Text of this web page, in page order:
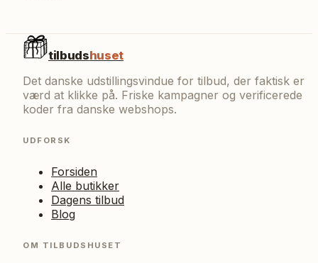
tilbudshuset
Det danske udstillingsvindue for tilbud, der faktisk er
værd at klikke på. Friske kampagner og verificerede
koder fra danske webshops.
UDFORSK
Forsiden
Alle butikker
Dagens tilbud
Blog
OM TILBUDSHUSET